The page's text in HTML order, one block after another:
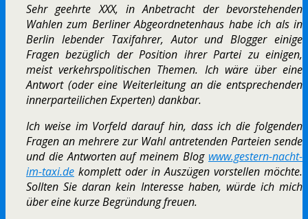
Sehr geehrte XXX, in Anbetracht der bevorstehenden
Wahlen zum Berliner Abgeordnetenhaus habe ich als in
Berlin lebender Taxifahrer, Autor und Blogger einige
Fragen bezüglich der Position ihrer Partei zu einigen,
meist verkehrspolitischen Themen. Ich wäre über eine
Antwort (oder eine Weiterleitung an die entsprechenden
innerparteilichen Experten) dankbar.
Ich weise im Vorfeld darauf hin, dass ich die folgenden
Fragen an mehrere zur Wahl antretenden Parteien sende
und die Antworten auf meinem Blog www.gestern-nacht-
im-taxi.de komplett oder in Auszügen vorstellen möchte.
Sollten Sie daran kein Interesse haben, würde ich mich
über eine kurze Begründung freuen.